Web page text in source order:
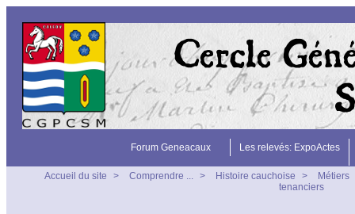
Forum Geneacaux Les relevés: ExpoActes
Accueil du site > Comprendre ... > Histoire cauchoise > Métiers
tenanciers